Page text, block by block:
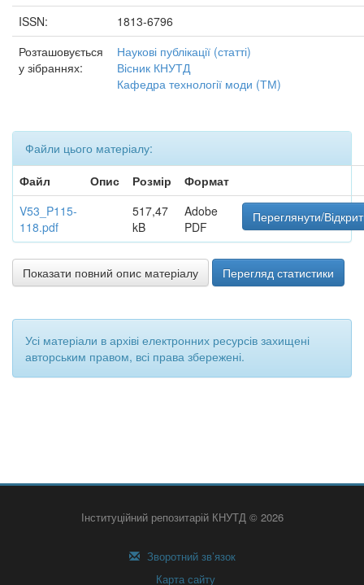
ISSN:
1813-6796
Розташовується
у зібраннях:
Наукові публікації (статті)
Вісник КНУТД
Кафедра технології моди (ТМ)
Файли цього матеріалу:
Файл
Опис Розмір
Формат
V53_P115-
118.pdf
517,47
kB
Adobe
PDF
Переглянути/
Показати повний опис матеріалу Перегляд статистики
Усі матеріали в архіві електронних ресурсів захищені
авторським правом, всі права збережені.
Інституційний репозитарій КНУТД © 2026
Зворотний зв’язок
Карта сайту